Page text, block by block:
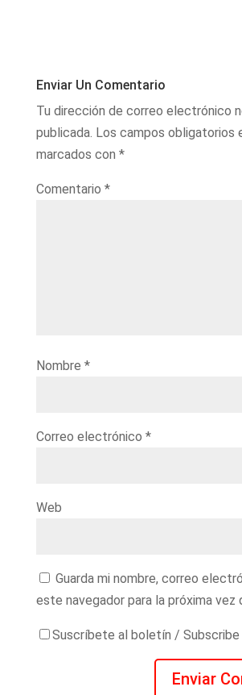
Enviar Un Comentario
Tu dirección de correo electrónico
publicada. Los campos obligatorios
marcados con *
Comentario *
Nombre *
Correo electrónico *
Web
Guarda mi nombre, correo
este navegador para la próxima vez
Suscríbete al boletín /